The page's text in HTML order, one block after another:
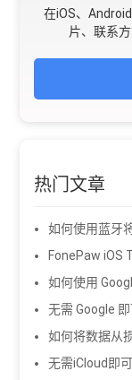
在iOS、
片、联系
热门文章
如何使用蓝牙
FonePaw iOS
如何使用
无需 Google
如何将数据从
无需iCloud即